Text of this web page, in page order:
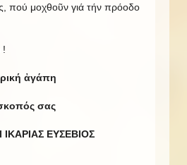
πού μοχθοῦν γιά τήν πρόοδο
!
ἀγάπη
σας
ΕΥΣΕΒΙΟΣ